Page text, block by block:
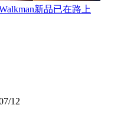
新品已在路上
12